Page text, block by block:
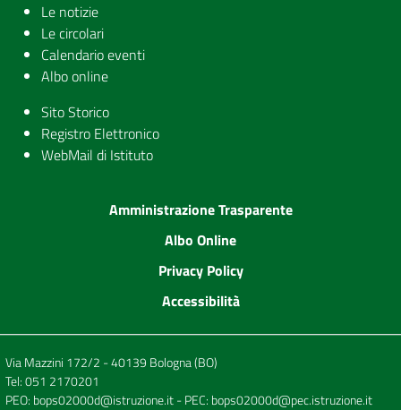
Le notizie
Le circolari
Calendario eventi
Albo online
Sito Storico
Registro Elettronico
WebMail di Istituto
Amministrazione Trasparente
Albo Online
Privacy Policy
Accessibilità
Via Mazzini 172/2 - 40139 Bologna (BO)
Tel:051 2170201
PEO: bops02000d@istruzione.it- PEC: bops02000d@pec.istruzione.it